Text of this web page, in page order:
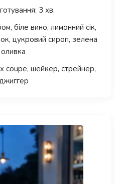
3 хв.
біле вино, лимонний сік,
цукровий сироп, зелена
оливка
coupe, шейкер, стрейнер,